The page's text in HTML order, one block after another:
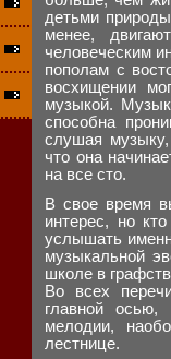
детьми
менее,
человеческим
пополам с
восхищении
музыкой.
способна
слушая
что она
на все сто.
В свое время
интерес, но
услышать
музыкальной
школе в
Во всех
главной осью,
мелодии,
лестнице.